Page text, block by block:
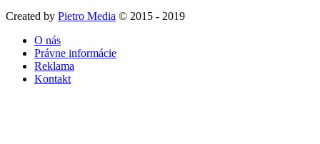
Created by Pietro Media © 2015 - 2019
O nás
Právne informácie
Reklama
Kontakt